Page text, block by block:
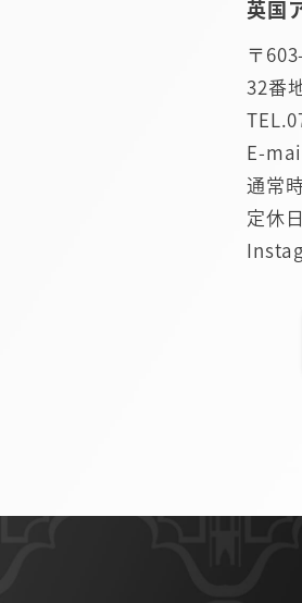
英国
〒
32番
TEL.
E-
通常
定休